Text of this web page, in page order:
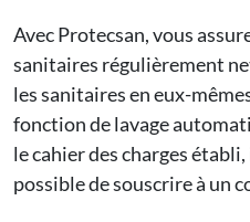
Avec Protecsan, vous
sanitaires régulièrement
les sanitaires en eux-
fonction de lavage
le cahier des charges
possible de souscrire à un